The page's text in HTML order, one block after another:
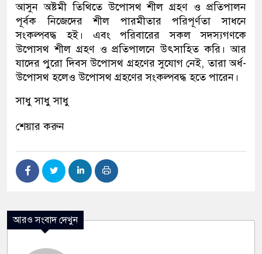
আসুন অষ্টমী তিথিতে উপোসথ শীল গ্রহণ ও প্রতিপালন
পূর্বক নিজেদের শীল পারমীতার পরিপূর্ণতা সাধনে
সংকল্পবদ্ধ হই। এবং পরিবারের সকল সদস্যগণকে
উপোসথ শীল গ্রহণ ও প্রতিপালনে উৎসাহিত করি। আর
যাদের পুরো দিবস উপোসথ গ্রহণের সুযোগ নেই, তারা অর্ধ-
উপোসথ হলেও উপোসথ গ্রহণের সংকল্পবদ্ধ হতে পারেন।
সাধু সাধু সাধু
শেয়ার করুন
আরও সংবাদ দেখুন